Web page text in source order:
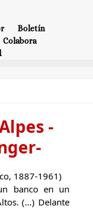
Boletín
Colabora
-
1887-1961)
banco en un
(…) Delante